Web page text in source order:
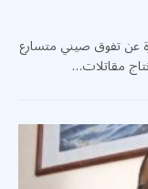
عن تفوق صيني متسارع
مقاتلات…